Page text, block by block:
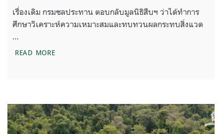
เรื่องเดิม กรมชลประทาน ตอบกลับมูลนิธิสืบฯ ว่าได้ทำการ
ศึกษาวิเคราะห์ความเหมาะสมและทบทวนผลกระทบสิ่งแวด
…
READ MOREผลการตรวจสอบความเหมาะสมของพื้นที่ดำเนินโคร